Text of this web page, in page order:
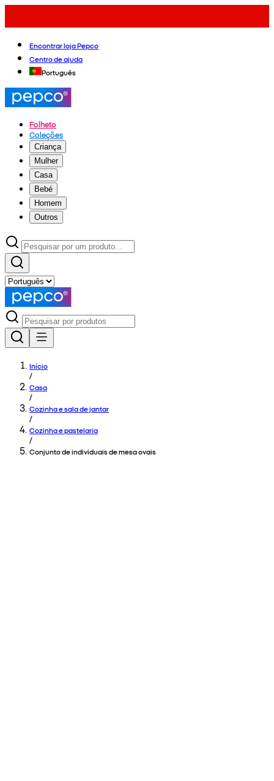
Encontrar loja Pepco
Centro de ajuda
Português
Folheto
Coleções
Criança
Mulher
Casa
Bebé
Homem
Outros
Início
/
Casa
/
Cozinha e sala de jantar
/
Cozinha e pastelaria
/
Conjunto de individuais de mesa ovais